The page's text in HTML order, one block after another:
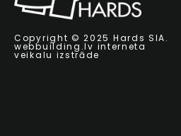
Copyright © 2025 Hards SIA.
webbuilding.lv interneta
veikalu izstrāde